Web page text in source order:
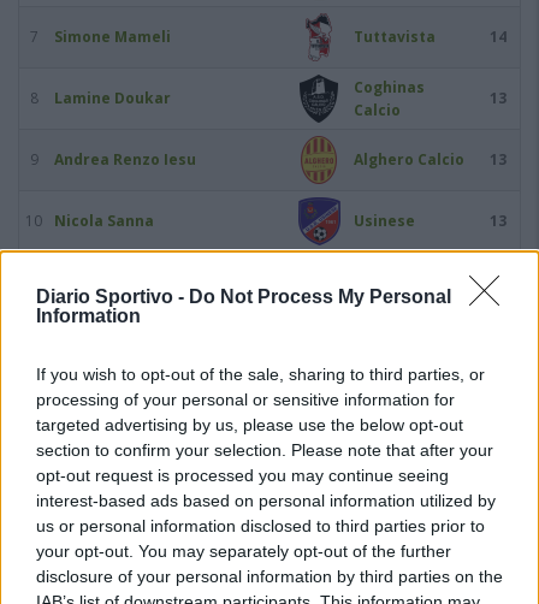
Diario Sportivo - Do Not Process My Personal
Information
If you wish to opt-out of the sale, sharing to third parties, or
processing of your personal or sensitive information for
targeted advertising by us, please use the below opt-out
section to confirm your selection. Please note that after your
opt-out request is processed you may continue seeing
interest-based ads based on personal information utilized by
us or personal information disclosed to third parties prior to
your opt-out. You may separately opt-out of the further
disclosure of your personal information by third parties on the
7 Simone Mameli Tuttavista 14
8 Lamine Doukar
Coghinas
Calcio
13
9 Andrea Renzo Iesu Alghero Calcio 13
10 Nicola Sanna Usinese 13
12
13 Dramane Cissé Luogosanto
Massimo Cosseddu Luogosanto
15
Maximiliano Gastón
Timpanaro
Macomerese
16 Andrea Usai Lanteri Sassari 12